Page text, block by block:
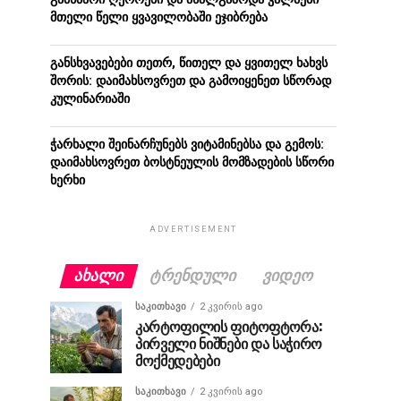
მთელი წელი ყვავილობაში ეჯიბრება
განსხვავებები თეთრ, წითელ და ყვითელ ხახვს
შორის: დაიმახსოვრეთ და გამოიყენეთ სწორად
კულინარიაში
ჭარხალი შეინარჩუნებს ვიტამინებსა და გემოს:
დაიმახსოვრეთ ბოსტნეულის მომზადების სწორი
ხერხი
ADVERTISEMENT
ᲐᲮᲐᲚᲘ ᲢᲠᲔᲜᲓᲣᲚᲘ ᲕᲘᲓᲔᲝ
ᲡᲐᲙᲘᲗᲮᲐᲕᲘ 2 კვირის ago
კარტოფილის ფიტოფტორა:
პირველი ნიშნები და საჭირო
მოქმედებები
ᲡᲐᲙᲘᲗᲮᲐᲕᲘ 2 კვირის ago